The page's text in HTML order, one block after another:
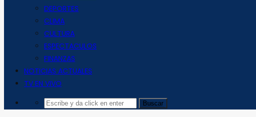
DEPORTES
CLIMA
CULTURA
ESPECTACULOS
FINANZAS
NOTICIAS ACTUALES
TV EN VIVO